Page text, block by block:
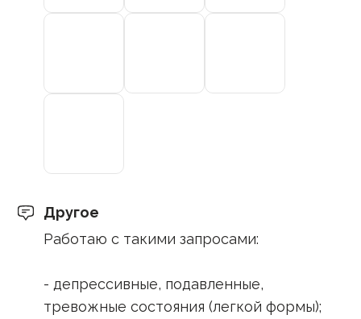
Другое
Работаю с такими запросами:
- депрессивные, подавленные,
тревожные состояния (легкой формы);